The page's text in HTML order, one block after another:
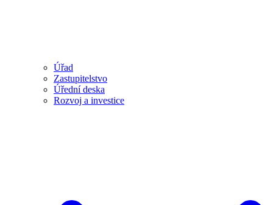
Úřad
Zastupitelstvo
Úřední deska
Rozvoj a investice